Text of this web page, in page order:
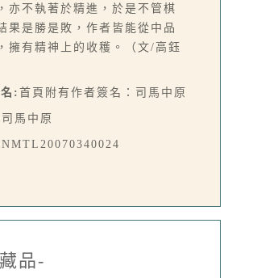
亦不執著於精進，於是不管棋
果是勝是敗，作者皆能從中品
擁有精神上的收穫。（文/高鈺
: 首頁附有作者簽名：司馬中原
司馬中原
NMTL20070340024
品-